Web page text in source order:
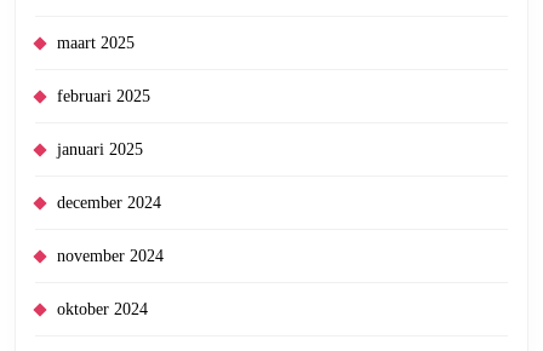
maart 2025
februari 2025
januari 2025
december 2024
november 2024
oktober 2024